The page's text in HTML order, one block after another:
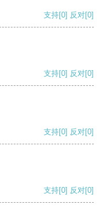
支持[0] 反对[0]
支持[0] 反对[0]
支持[0] 反对[0]
支持[0] 反对[0]